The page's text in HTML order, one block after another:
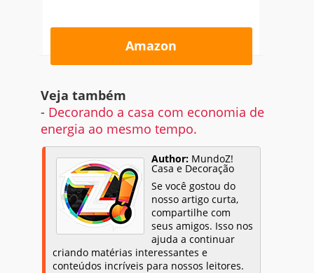
Amazon
Veja também
- Decorando a casa com economia de
energia ao mesmo tempo.
Author:MundoZ!
Casa e Decoração
Se você gostou do
nosso artigo curta,
compartilhe com
seus amigos. Isso nos
ajuda a continuar
criando matérias interessantes e
conteúdos incríveis para nossos leitores.